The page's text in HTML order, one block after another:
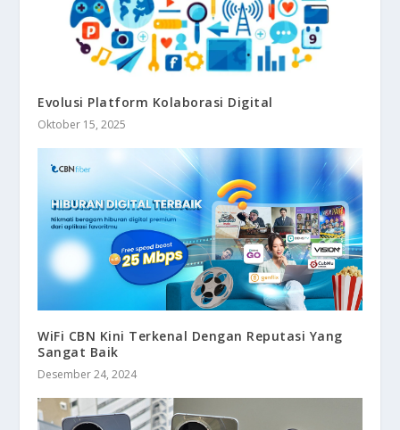
Evolusi Platform Kolaborasi Digital
Oktober 15, 2025
WiFi CBN Kini Terkenal Dengan Reputasi Yang
Sangat Baik
Desember 24, 2024